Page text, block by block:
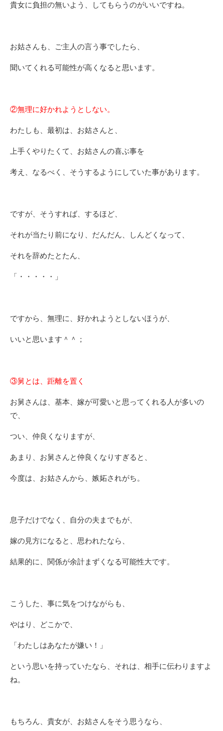
貴女に負担の無いよう、してもらうのがいいですね。
お姑さんも、ご主人の言う事でしたら、
聞いてくれる可能性が高くなると思います。
②無理に好かれようとしない。
わたしも、最初は、お姑さんと、
上手くやりたくて、お姑さんの喜ぶ事を
考え、なるべく、そうするようにしていた事があります。
ですが、そうすれば、するほど、
それが当たり前になり、だんだん、しんどくなって、
それを辞めたとたん、
「・・・・・」
ですから、無理に、好かれようとしないほうが、
いいと思います＾＾；
③舅とは、距離を置く
お舅さんは、基本、嫁が可愛いと思ってくれる人が多いの
で、
つい、仲良くなりますが、
あまり、お舅さんと仲良くなりすぎると、
今度は、お姑さんから、嫉妬されがち。
息子だけでなく、自分の夫までもが、
嫁の見方になると、思われたなら、
結果的に、関係が余計まずくなる可能性大です。
こうした、事に気をつけながらも、
やはり、どこかで、
「わたしはあなたが嫌い！」
という思いを持っていたなら、それは、相手に伝わりますよ
ね。
もちろん、貴女が、お姑さんをそう思うなら、